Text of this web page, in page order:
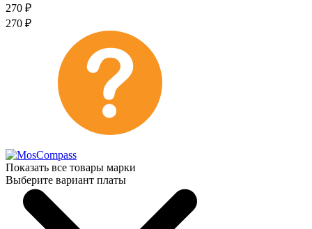
270 ₽
270 ₽
Показать все товары марки
Выберите вариант платы